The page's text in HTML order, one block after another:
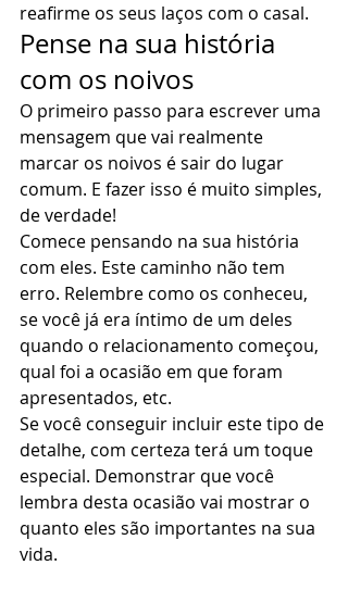
reafirme os seus laços com o casal.
Pense na sua história
com os noivos
O primeiro passo para escrever uma
mensagem que vai realmente
marcar os noivos é sair do lugar
comum. E fazer isso é muito simples,
de verdade!
Comece pensando na sua história
com eles. Este caminho não tem
erro. Relembre como os conheceu,
se você já era íntimo de um deles
quando o relacionamento começou,
qual foi a ocasião em que foram
apresentados, etc.
Se você conseguir incluir este tipo de
detalhe, com certeza terá um toque
especial. Demonstrar que você
lembra desta ocasião vai mostrar o
quanto eles são importantes na sua
vida.